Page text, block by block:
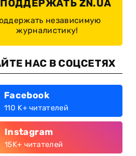
ПОДДЕРЖАТЬ ZN.UA
независимую
журналистику!
НАС В СОЦСЕТЯХ
Facebook
110 K+ читателей
Instagram
15K+ читателей